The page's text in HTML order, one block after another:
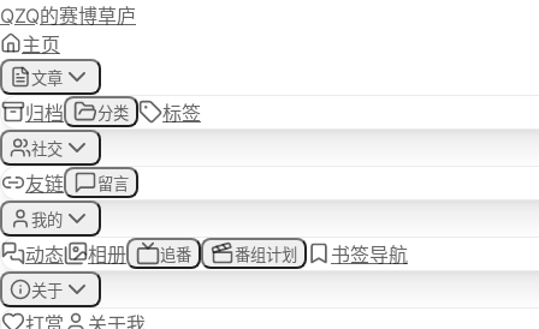
你好，我是QZQ
赛博草庐绝赞建设中...
QZQ的赛博草庐
主页
文章
归档 分类 标签
社交
友链
留言
我的
动态 相册 追番 番组计划 书签导航
关于
打赏 关于我